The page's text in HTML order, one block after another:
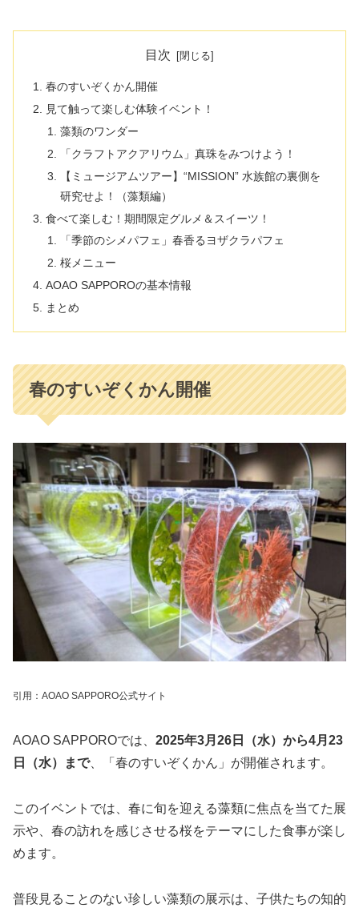
目次
春のすいぞくかん開催
見て触って楽しむ体験イベント！
藻類のワンダー
「クラフトアクアリウム」真珠をみつけよう！
【ミュージアムツアー】“MISSION” 水族館の裏側を
研究せよ！（藻類編）
食べて楽しむ！期間限定グルメ＆スイーツ！
「季節のシメパフェ」春香るヨザクラパフェ
桜メニュー
AOAO SAPPOROの基本情報
まとめ
春のすいぞくかん開催
引用：AOAO SAPPORO公式サイト
AOAO SAPPOROでは、 2025年3月26日（水）から4月23
日（水）まで、「春のすいぞくかん」が開催されます。
このイベントでは、春に旬を迎える藻類に焦点を当てた展
示や、春の訪れを感じさせる桜をテーマにした食事が楽し
めます。
普段見ることのない珍しい藻類の展示は、子供たちの知的